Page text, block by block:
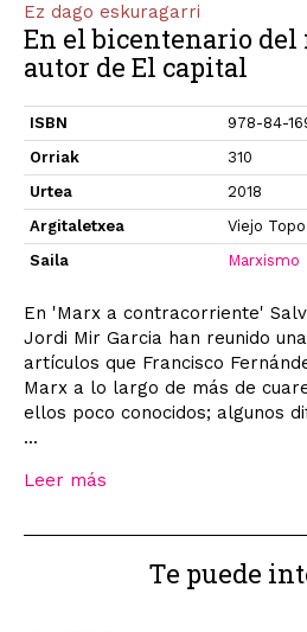
Ez dago eskuragarri
En el bicentenario
autor de El capital
ISBN
978-84-
Orriak
310
Urtea
2018
Argitaletxea
Viejo Topo
Saila
Marxismo
En 'Marx a contracorriente'
Jordi Mir Garcia han reunido
artículos que Francisco
Marx a lo largo de más de
ellos poco conocidos; algunos
...
Leer más
Te puede